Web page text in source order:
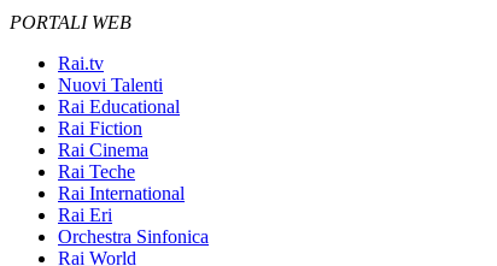
PORTALI WEB
Rai.tv
Nuovi Talenti
Rai Educational
Rai Fiction
Rai Cinema
Rai Teche
Rai International
Rai Eri
Orchestra Sinfonica
Rai World